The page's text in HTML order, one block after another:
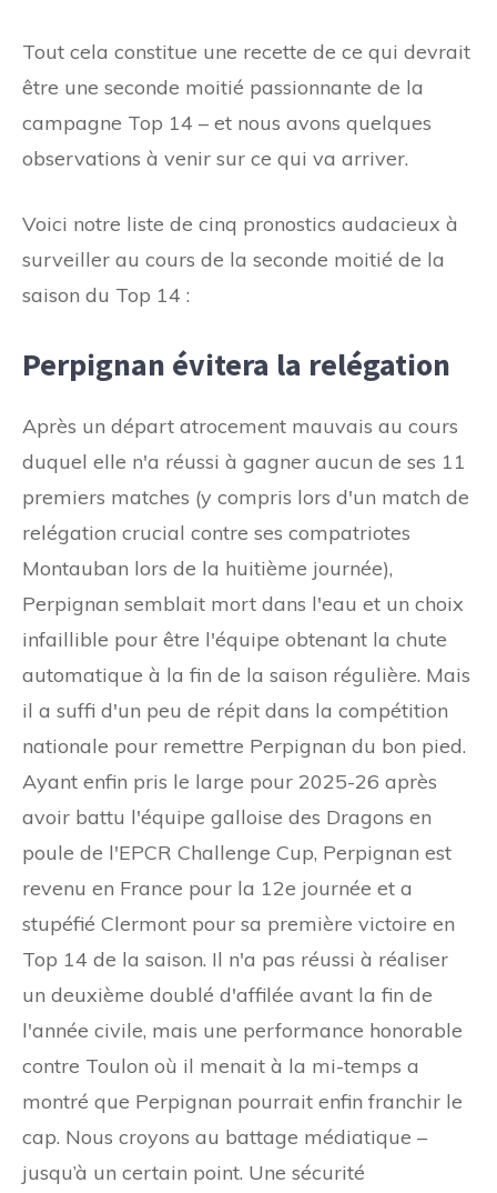
Tout cela constitue une recette de ce qui devrait
être une seconde moitié passionnante de la
campagne Top 14 – et nous avons quelques
observations à venir sur ce qui va arriver.
Voici notre liste de cinq pronostics audacieux à
surveiller au cours de la seconde moitié de la
saison du Top 14 :
Perpignan évitera la relégation
Après un départ atrocement mauvais au cours
duquel elle n'a réussi à gagner aucun de ses 11
premiers matches (y compris lors d'un match de
relégation crucial contre ses compatriotes
Montauban lors de la huitième journée),
Perpignan semblait mort dans l'eau et un choix
infaillible pour être l'équipe obtenant la chute
automatique à la fin de la saison régulière. Mais
il a suffi d'un peu de répit dans la compétition
nationale pour remettre Perpignan du bon pied.
Ayant enfin pris le large pour 2025-26 après
avoir battu l'équipe galloise des Dragons en
poule de l'EPCR Challenge Cup, Perpignan est
revenu en France pour la 12e journée et a
stupéfié Clermont pour sa première victoire en
Top 14 de la saison. Il n'a pas réussi à réaliser
un deuxième doublé d'affilée avant la fin de
l'année civile, mais une performance honorable
contre Toulon où il menait à la mi-temps a
montré que Perpignan pourrait enfin franchir le
cap. Nous croyons au battage médiatique –
jusqu’à un certain point. Une sécurité